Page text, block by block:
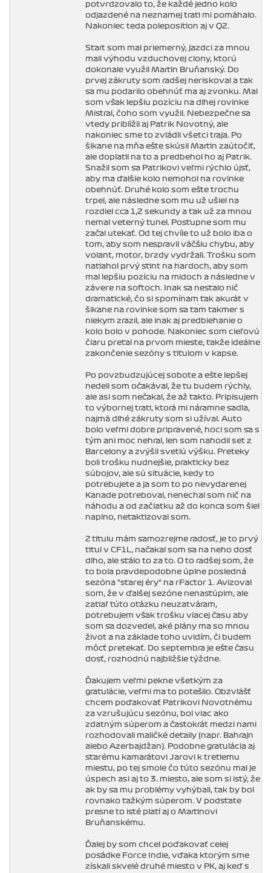
potvrdzovalo to, že každé jedno kolo
odjazdené na neznamej trati mi pomáhalo.
Nakoniec teda poleposition aj v Q2.
Start som mal priemerný, jazdci za mnou
mali výhodu vzduchovej clony, ktorú
dokonale využil Martin Bruňanský. Do
prvej zákruty som radšej neriskoval a tak
sa mu podarilo obehnúť ma aj zvonku. Mal
som však lepšiu pozíciu na dlhej rovinke
Mistral, čoho som využil. Nebezpečne sa
vtedy priblížil aj Patrik Novotný, ale
nakoniec sme to zvládli všetci traja. Po
šikane na mňa ešte skúsil Martin zaútočiť,
ale doplatil na to a predbehol ho aj Patrik.
Snažil som sa Patrikovi veľmi rýchlo újsť,
aby ma ďalšie kolo nemohol na rovinke
obehnúť. Druhé kolo som ešte trochu
trpel, ale následne som mu už ušiel na
rozdiel cca 1,2 sekundy a tak už za mnou
nemal veterný tunel. Postupne som mu
začal utekať. Od tej chvíle to už bolo iba o
tom, aby som nespravil väčšiu chybu, aby
volant, motor, brzdy vydržali. Trošku som
natiahol prvý stint na hardoch, aby som
mal lepšiu pozíciu na midoch a následne v
závere na softoch. Inak sa nestalo nič
dramatické, čo si spomínam tak akurát v
šikane na rovinke som sa tam takmer s
niekym zrazil, ale inak aj predbiehanie o
kolo bolo v pohode. Nakoniec som cieľovú
čiaru preťal na prvom mieste, takže ideálne
zakončenie sezóny s titulom v kapse.
Po povzbudzujúcej sobote a ešte lepšej
nedeli som očakával, že tu budem rýchly,
ale asi som nečakal, že až takto. Pripisujem
to výbornej trati, ktorá mi náramne sadla,
najmä dlhé zákruty som si užíval. Auto
bolo veľmi dobre pripravené, hoci som sa s
tým ani moc nehral, len som nahodil set z
Barcelony a zvýšil svetlú výšku. Preteky
boli trošku nudnejšie, prakticky bez
súbojov, ale sú situácie, kedy to
potrebujete a ja som to po nevydarenej
Kanade potreboval, nenechal som nič na
náhodu a od začiatku až do konca som šiel
naplno, netaktizoval som.
Z titulu mám samozrejme radosť, je to prvý
titul v CF1L, načakal som sa na neho dosť
dlho, ale stálo to za to. O to radšej som, že
to bola pravdepodobne úplne posledná
sezóna "starej éry" na rFactor 1. Avizoval
som, že v ďalšej sezóne nenastúpim, ale
zatiaľ túto otázku neuzatváram,
potrebujem však trošku viacej času aby
som sa dozvedel, aké plány ma so mnou
život a na základe toho uvidím, či budem
môcť pretekať. Do septembra je ešte času
dosť, rozhodnú najbližšie týždne.
Ďakujem veľmi pekne všetkým za
gratulácie, veľmi ma to potešilo. Obzvlášť
chcem poďakovať Patrikovi Novotnému
za vzrušujúcu sezónu, bol viac ako
zdatným súperom a častokrát medzi nami
rozhodovali maličké detaily (napr. Bahrajn
alebo Azerbajdžan). Podobne gratulácia aj
starému kamarátovi Jarovi k tretiemu
miestu, po tej smole čo túto sezónu mal je
úspech asi aj to 3. miesto, ale som si istý, že
ak by sa mu problémy vyhýbali, tak by bol
rovnako ťažkým súperom. V podstate
presne to isté platí aj o Martinovi
Bruňanskému.
Ďalej by som chcel poďakovať celej
posádke Force Indie, vďaka ktorým sme
získali skvelé druhé miesto v PK, aj keď s